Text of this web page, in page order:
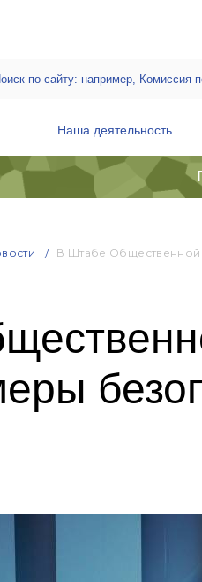
Наша деятельность
В Штабе Общественной